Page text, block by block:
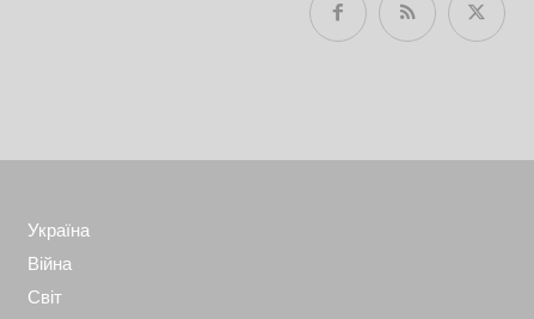
Україна
Війна
Світ